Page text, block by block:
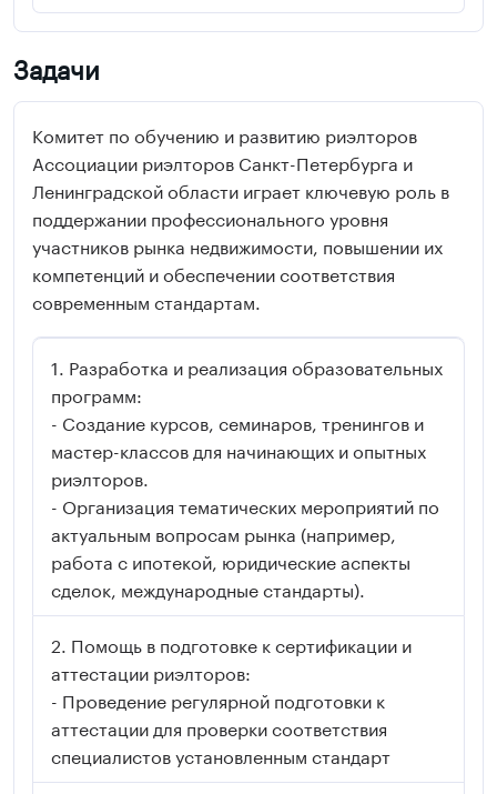
Задачи
Комитет по обучению и развитию риэлторов
Ассоциации риэлторов Санкт-Петербурга и
Ленинградской области играет ключевую роль в
поддержании профессионального уровня
участников рынка недвижимости, повышении их
компетенций и обеспечении соответствия
современным стандартам.
Разработка и реализация образовательных
программ:
- Создание курсов, семинаров, тренингов и
мастер-классов для начинающих и опытных
риэлторов.
- Организация тематических мероприятий по
актуальным вопросам рынка (например,
работа с ипотекой, юридические аспекты
сделок, международные стандарты).
Помощь в подготовке к сертификации и
аттестации риэлторов:
- Проведение регулярной подготовки к
аттестации для проверки соответствия
специалистов установленным стандарт